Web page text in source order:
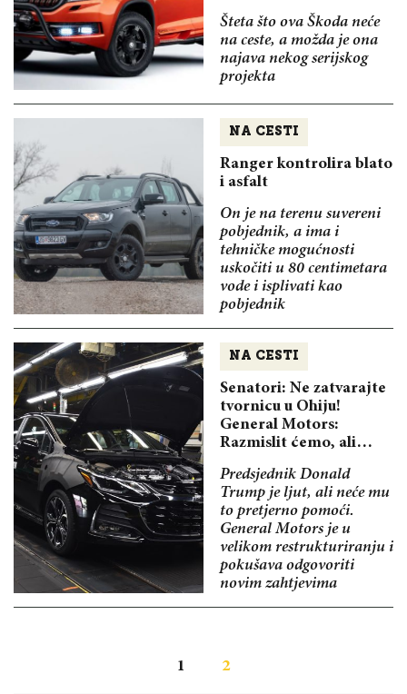
Šteta što ova Škoda neće
na ceste, a možda je ona
najava nekog serijskog
projekta
NA CESTI
Ranger kontrolira blato
i asfalt
On je na terenu suvereni
pobjednik, a ima i
tehničke mogućnosti
uskočiti u 80 centimetara
vode i isplivati kao
pobjednik
NA CESTI
Senatori: Ne zatvarajte
tvornicu u Ohiju!
General Motors:
Razmislit ćemo, ali…
Predsjednik Donald
Trump je ljut, ali neće mu
to pretjerno pomoći.
General Motors je u
velikom restrukturiranju i
pokušava odgovoriti
novim zahtjevima
1 2